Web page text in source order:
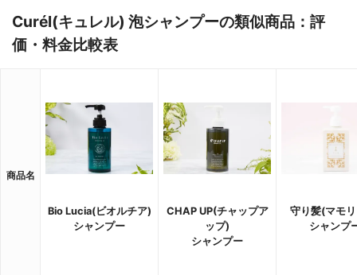
Curél(キュレル) 泡シャンプーの類似商品：評
価・料金比較表
商品名
Bio Lucia(ビオルチア)
シャンプー
CHAP UP(チャップア
ップ)
シャンプー
守り髪(マモ
シャンプ